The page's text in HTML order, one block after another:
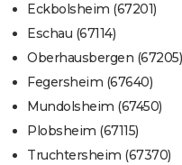
Eckbolsheim (67201)
Eschau (67114)
Oberhausbergen (67205)
Fegersheim (67640)
Mundolsheim (67450)
Plobsheim (67115)
Truchtersheim (67370)